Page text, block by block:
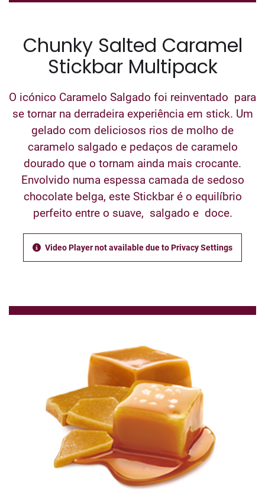
Chunky Salted Caramel
Stickbar Multipack
O icónico Caramelo Salgado foi reinventado para
se tornar na derradeira experiência em stick. Um
gelado com deliciosos rios de molho de
caramelo salgado e pedaços de caramelo
dourado que o tornam ainda mais crocante.
Envolvido numa espessa camada de sedoso
chocolate belga, este Stickbar é o equilíbrio
perfeito entre o suave, salgado e doce.
Video Player not available due to Privacy Settings